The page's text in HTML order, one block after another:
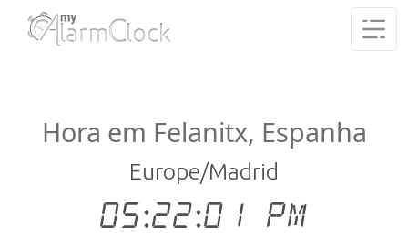
Hora em Felanitx, Espanha
Europe/Madrid
05:22:01 PM